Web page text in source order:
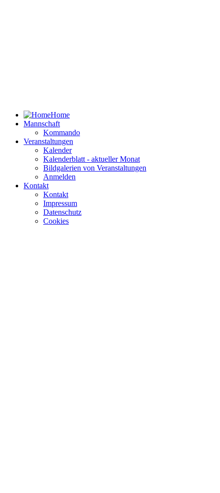
Home
Mannschaft
Kommando
Veranstaltungen
Kalender
Kalenderblatt - aktueller Monat
Bildgalerien von Veranstaltungen
Anmelden
Kontakt
Kontakt
Impressum
Datenschutz
Cookies